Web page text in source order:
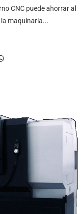
CNC puede ahorrar al
maquinaria...